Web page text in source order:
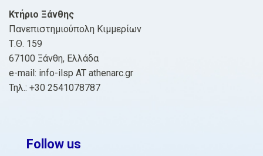
Κτήριο Ξάνθης
Πανεπιστημιούπολη Κιμμερίων
Τ.Θ. 159
67100 Ξάνθη, Ελλάδα
e-mail: info-ilsp AT athenarc.gr
Τηλ.: +30 2541078787
Follow us